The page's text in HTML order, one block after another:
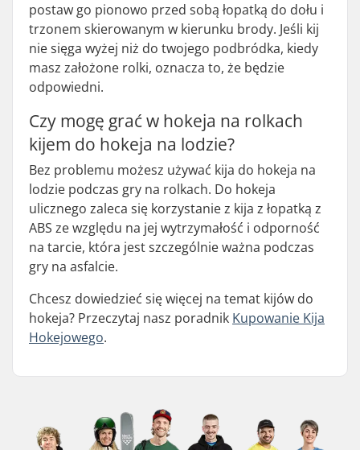
postaw go pionowo przed sobą łopatką do dołu i
trzonem skierowanym w kierunku brody. Jeśli kij
nie sięga wyżej niż do twojego podbródka, kiedy
masz założone rolki, oznacza to, że będzie
odpowiedni.
Czy mogę grać w hokeja na rolkach
kijem do hokeja na lodzie?
Bez problemu możesz używać kija do hokeja na
lodzie podczas gry na rolkach. Do hokeja
ulicznego zaleca się korzystanie z kija z łopatką z
ABS ze względu na jej wytrzymałość i odporność
na tarcie, która jest szczególnie ważna podczas
gry na asfalcie.
Chcesz dowiedzieć się więcej na temat kijów do
hokeja? Przeczytaj nasz poradnik Kupowanie Kija
Hokejowego.